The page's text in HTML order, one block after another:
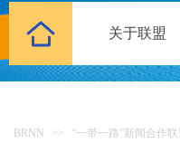
关于联盟
BRNN >> “一带一路”新闻合作联